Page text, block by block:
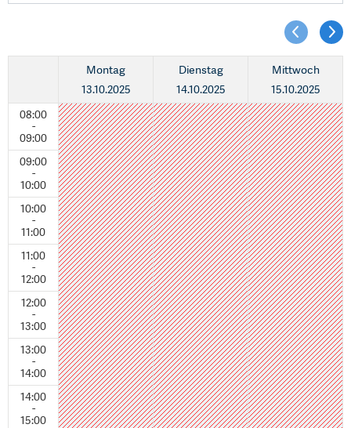
08:00
-
09:00
09:00
-
10:00
10:00
-
11:00
11:00
-
12:00
12:00
-
13:00
13:00
-
14:00
14:00
-
15:00
Montag
13.10.2025
Dienstag
14.10.2025
Mittwoch
15.10.2025